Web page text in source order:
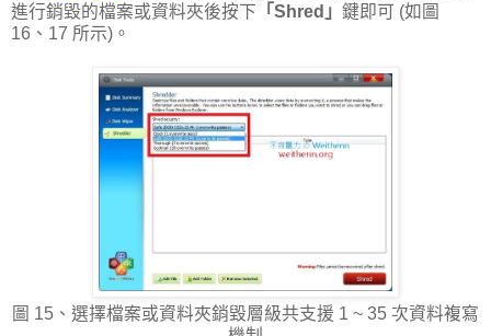
進行銷毀的檔案或資料夾後按下 「Shred」 鍵即可 (如圖
16、17 所示)。
圖 15、選擇檔案或資料夾銷毀層級共支援 1 ~ 35 次資料複寫